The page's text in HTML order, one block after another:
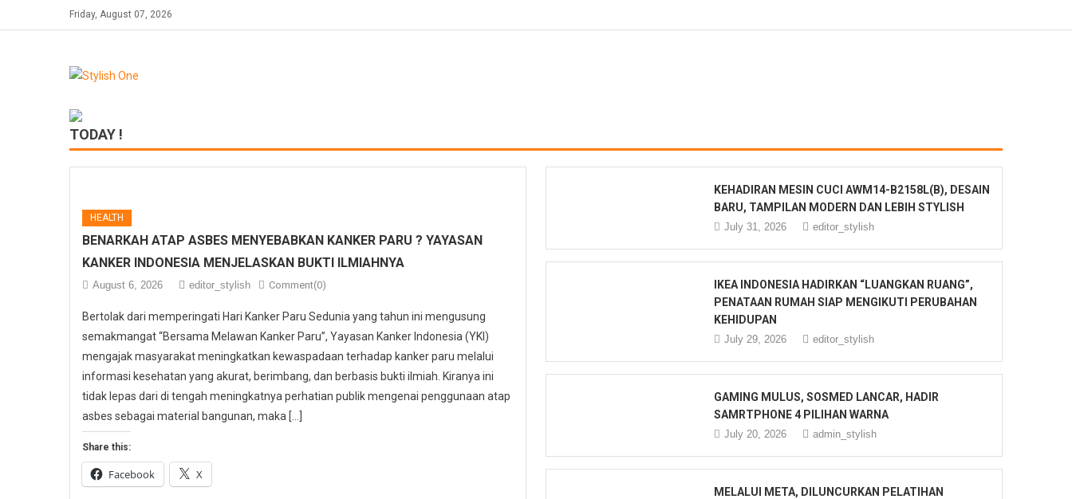
to
Friday, August 07, 2026
TODAY !
HEALTH
BENARKAH ATAP ASBES MENYEBABKAN KANKER PARU ? YAYASAN
KANKER INDONESIA MENJELASKAN BUKTI ILMIAHNYA
August 6, 2026 editor_stylish Comment(0)
Bertolak dari memperingati Hari Kanker Paru Sedunia yang tahun ini mengusung
semakmangat “Bersama Melawan Kanker Paru”, Yayasan Kanker Indonesia (YKI)
mengajak masyarakat meningkatkan kewaspadaan terhadap kanker paru melalui
informasi kesehatan yang akurat, berimbang, dan berbasis bukti ilmiah. Kiranya ini
tidak lepas dari di tengah meningkatnya perhatian publik mengenai penggunaan atap
asbes sebagai material bangunan, maka […]
Share this:
Facebook X
KEHADIRAN MESIN CUCI AWM14-B2158L(B), DESAIN
BARU, TAMPILAN MODERN DAN LEBIH STYLISH
July 31, 2026 editor_stylish
IKEA INDONESIA HADIRKAN “LUANGKAN RUANG”,
PENATAAN RUMAH SIAP MENGIKUTI PERUBAHAN
KEHIDUPAN
July 29, 2026 editor_stylish
GAMING MULUS, SOSMED LANCAR, HADIR
SAMRTPHONE 4 PILIHAN WARNA
July 20, 2026 admin_stylish
MELALUI META, DILUNCURKAN PELATIHAN